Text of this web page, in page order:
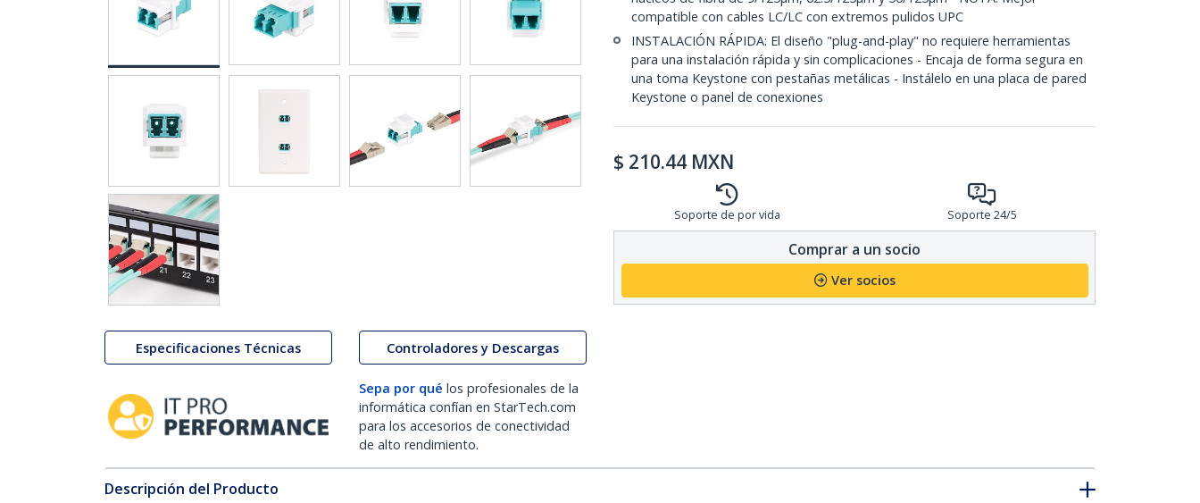
Especificaciones Técnicas Controladores y Descargas
Sepa por qué los profesionales de la
informática confían en StarTech.com
para los accesorios de conectividad
de alto rendimiento.
compatible con cables LC/LC con extremos pulidos UPC
INSTALACIÓN RÁPIDA: El diseño "plug-and-play" no requiere herramientas
para una instalación rápida y sin complicaciones - Encaja de forma segura en
una toma Keystone con pestañas metálicas - Instálelo en una placa de pared
Keystone o panel de conexiones
$ 210.44 MXN
Soporte de por vida Soporte 24/5
Comprar a un socio
Ver socios
Descripción del Producto